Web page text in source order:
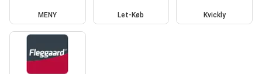
MENY Let-Køb Kvickly